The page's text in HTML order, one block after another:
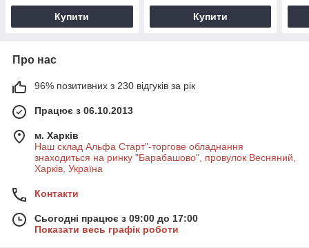
Купити Купити
Про нас
96% позитивних з 230 відгуків за рік
Працює з 06.10.2013
м. Харків
Наш склад Альфа Старт"-торгове обладнання
знаходиться на ринку "Барабашово", провулок Весняний,
Харків, Україна
Контакти
Сьогодні працює з 09:00 до 17:00
Показати весь графік роботи